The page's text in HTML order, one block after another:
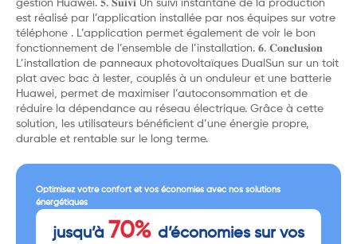
gestion Huawei. 𝟓. 𝐒𝐮𝐢𝐯𝐢 Un suivi instantané de la production
est réalisé par l’application installée par nos équipes sur votre
téléphone . L’application permet également de voir le bon
fonctionnement de l’ensemble de l’installation. 𝟔. 𝐂𝐨𝐧𝐜𝐥𝐮𝐬𝐢𝐨𝐧
L’installation de panneaux photovoltaïques DualSun sur un toit
plat avec bac à lester, couplés à un onduleur et une batterie
Huawei, permet de maximiser l’autoconsommation et de
réduire la dépendance au réseau électrique. Grâce à cette
solution, les utilisateurs bénéficient d’une énergie propre,
durable et rentable sur le long terme.
Optimisez votre confort et vos économies avec nos solutions
énergétiques
jusqu’à 70% d’économies sur vos